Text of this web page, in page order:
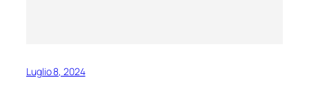
Luglio 8, 2024